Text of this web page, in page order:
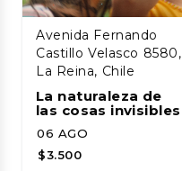
Avenida Fernando
Castillo Velasco 8580,
La Reina, Chile
La naturaleza de
las cosas invisibles
06 AGO
$3.500